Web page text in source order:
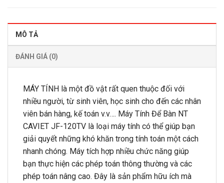
MÔ TẢ
ĐÁNH GIÁ (0)
MÁY TÍNH là một đồ vật rất quen thuộc đối với
nhiều người, từ sinh viên, học sinh cho đến các nhân
viên bán hàng, kế toán v.v…. Máy Tính Để Bàn NT
CAVIET JF-120TV là loại máy tính có thể giúp bạn
giải quyết những khó khăn trong tính toán một cách
nhanh chóng. Máy tích hợp nhiều chức năng giúp
bạn thực hiện các phép toán thông thường và các
phép toán nâng cao. Đây là sản phẩm hữu ích mà